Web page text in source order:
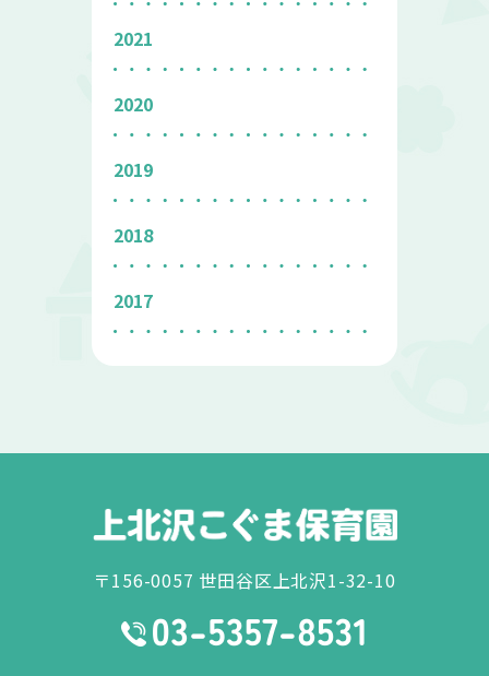
2021
2020
2019
2018
2017
〒156-0057 世田谷区上北沢1-32-10